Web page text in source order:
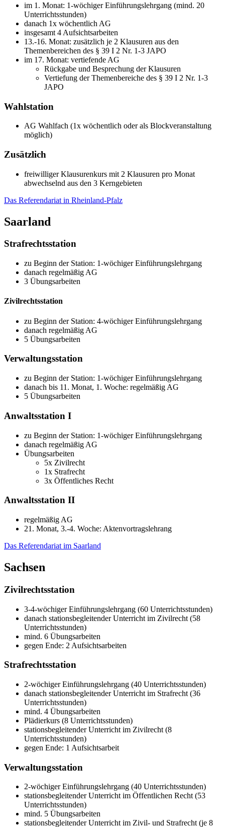
im 1. Monat: 1-wöchiger Einführungslehrgang (mind. 20
Unterrichtsstunden)
danach 1x wöchentlich AG
insgesamt 4 Aufsichtsarbeiten
13.-16. Monat: zusätzlich je 2 Klausuren aus den
Themenbereichen des § 39 I 2 Nr. 1-3 JAPO
im 17. Monat: vertiefende AG
Rückgabe und Besprechung der Klausuren
Vertiefung der Themenbereiche des § 39 I 2 Nr. 1-3
JAPO
Wahlstation
AG Wahlfach (1x wöchentlich oder als Blockveranstaltung
möglich)
Zusätzlich
freiwilliger Klausurenkurs mit 2 Klausuren pro Monat
abwechselnd aus den 3 Kerngebieten
Das Referendariat in Rheinland-Pfalz
Saarland
Strafrechtsstation
zu Beginn der Station: 1-wöchiger Einführungslehrgang
danach regelmäßig AG
3 Übungsarbeiten
Zivilrechtsstation
zu Beginn der Station: 4-wöchiger Einführungslehrgang
danach regelmäßig AG
5 Übungsarbeiten
Verwaltungsstation
zu Beginn der Station: 1-wöchiger Einführungslehrgang
danach bis 11. Monat, 1. Woche: regelmäßig AG
5 Übungsarbeiten
Anwaltsstation I
zu Beginn der Station: 1-wöchiger Einführungslehrgang
danach regelmäßig AG
Übungsarbeiten
5x Zivilrecht
1x Strafrecht
3x Öffentliches Recht
Anwaltsstation II
regelmäßig AG
21. Monat, 3.-4. Woche: Aktenvortragslehrang
Das Referendariat im Saarland
Sachsen
Zivilrechtsstation
3-4-wöchiger Einführungslehrgang (60 Unterrichtsstunden)
danach stationsbegleitender Unterricht im Zivilrecht (58
Unterrichtsstunden)
mind. 6 Übungsarbeiten
gegen Ende: 2 Aufsichtsarbeiten
Strafrechtsstation
2-wöchiger Einführungslehrgang (40 Unterrichtsstunden)
danach stationsbegleitender Unterricht im Strafrecht (36
Unterrichtsstunden)
mind. 4 Übungsarbeiten
Plädierkurs (8 Unterrichtsstunden)
stationsbegleitender Unterricht im Zivilrecht (8
Unterrichtsstunden)
gegen Ende: 1 Aufsichtsarbeit
Verwaltungsstation
2-wöchiger Einführungslehrgang (40 Unterrichtsstunden)
stationsbegleitender Unterricht im Öffentlichen Recht (53
Unterrichtsstunden)
mind. 5 Übungsarbeiten
stationsbegleitender Unterricht im Zivil- und Strafrecht (je 8